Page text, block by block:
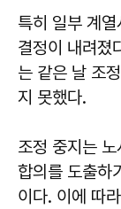
특히 일부 계
결정이 내려졌
는 같은 날 조
지 못했다.
조정 중지는
합의를 도출하
이다. 이에 따